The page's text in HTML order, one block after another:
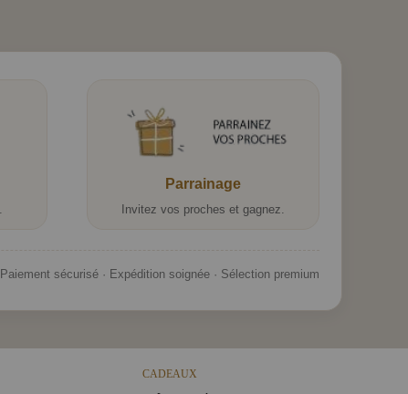
Parrainage
Invitez vos proches et gagnez.
Paiement sécurisé · Expédition soignée · Sélection premium
CADEAUX